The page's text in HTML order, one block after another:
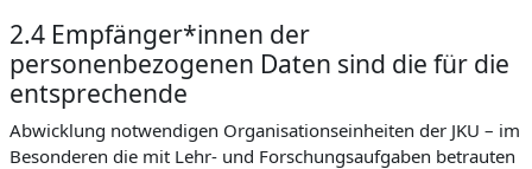
2.4 Empfänger*innen der
personenbezogenen Daten sind die für die
entsprechende
Abwicklung notwendigen Organisationseinheiten der JKU – im
Besonderen die mit Lehr- und Forschungsaufgaben betrauten